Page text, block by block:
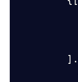
] .